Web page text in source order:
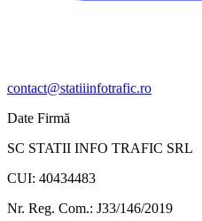
contact@statiiinfotrafic.ro
Date Firmă
SC STATII INFO TRAFIC SRL
CUI: 40434483
Nr. Reg. Com.: J33/146/2019